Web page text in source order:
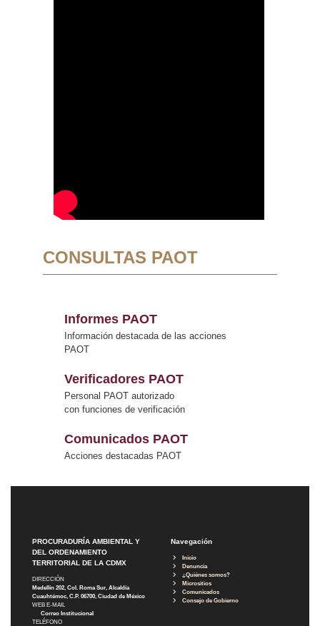
CONSULTAS PAOT
Informes PAOT
Información destacada de las acciones
PAOT
Verificadores PAOT
Personal PAOT autorizado
con funciones de verificación
Comunicados PAOT
Acciones destacadas PAOT
PROCURADURÍA AMBIENTAL Y
DEL ORDENAMIENTO
TERRITORIAL DE LA CDMX
DIRECCIÓN
Medellín 202, Col. Roma Sur, Alcaldía
Cuauhtémoc, C.P. 06700, Ciudad de México
WEB E-MAIL
Correo Institucional
TELÉFONO
Navegación
Inicio
Denuncia
¿Quiénes somos?
Micrositios
Comunicados
Consejo de Gobierno